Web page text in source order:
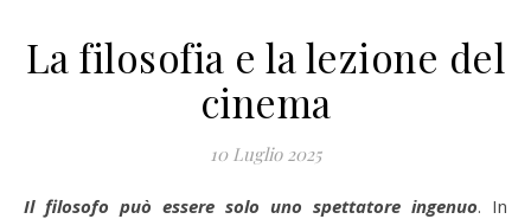
La filosofia e la lezione del
cinema
10 Luglio 2025
Il filosofo può essere solo uno spettatore ingenuo. In